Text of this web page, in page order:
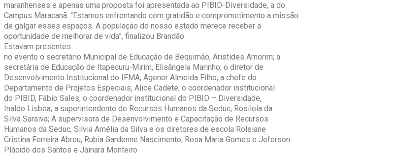
maranhenses e apenas uma proposta foi apresentada ao PIBID-Diversidade, a do
Campus Maracanã. “Estamos enfrentando com gratidão e comprometimento a missão
de galgar esses espaços. A população do nosso estado merece receber a
oportunidade de melhorar de vida”, finalizou Brandão.
Estavam presentes
no evento o secretário Municipal de Educação de Bequimão, Aristides Amorim; a
secretária de Educação de Itapecuru-Mirim, Elisângela Marinho; o diretor de
Desenvolvimento Institucional do IFMA, Agenor Almeida Filho; a chefe do
Departamento de Projetos Especiais, Alice Cadete; o coordenador institucional
do PIBID, Fábio Sales; o coordenador institucional do PIBID – Diversidade,
Inaldo Lisboa; a superintendente de Recursos Humanos da Seduc, Rosileia da
Silva Saraiva; A supervisora de Desenvolvimento e Capacitação de Recursos
Humanos da Seduc, Silvia Amélia da Silva e os diretores de escola Rolsiane
Cristina Ferreira Abreu, Rubia Gardenne Nascimento, Rosa Maria Gomes e Jeferson
Plácido dos Santos e Jainara Monteiro.